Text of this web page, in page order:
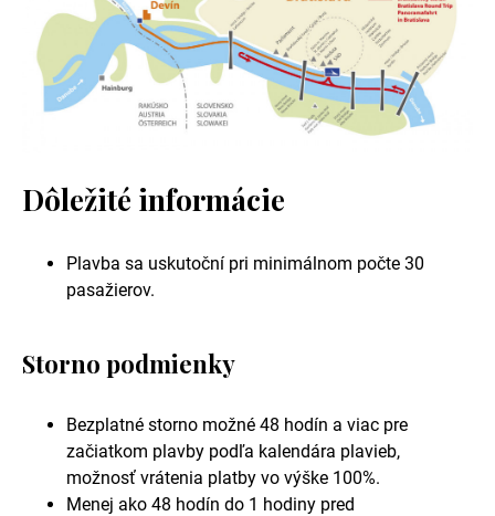
Dôležité informácie
Plavba sa uskutoční pri minimálnom počte 30
pasažierov.
Storno podmienky
Bezplatné storno možné 48 hodín a viac pre
začiatkom plavby podľa kalendára plavieb,
možnosť vrátenia platby vo výške 100%.
Menej ako 48 hodín do 1 hodiny pred